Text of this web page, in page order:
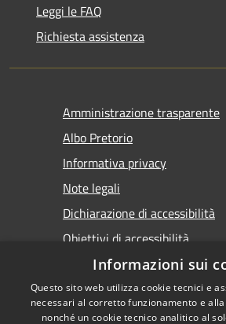
Leggi le FAQ
Richiesta assistenza
Amministrazione trasparente
Albo Pretorio
Informativa privacy
Note legali
Dichiarazione di accessibilità
Obiettivi di accessibilità
Informazioni sui
Questo sito web utilizza cookie tecnici e
necessari al corretto funzionamento e
nonché un cookie tecnico analitico al
Premi